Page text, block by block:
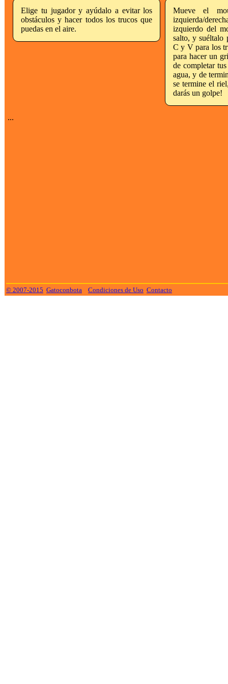
Elige tu jugador y ayúdalo a evitar los
obstáculos y hacer todos los trucos que
puedas en el aire.
Mueve el
izquierda/
izquierdo del
salto, y suéltalo
C y V para los
para hacer un
de completar
agua, y de
se termine el
darás un golpe!
...
© 2007-2015 Gatoconbota Condiciones de Uso Contacto